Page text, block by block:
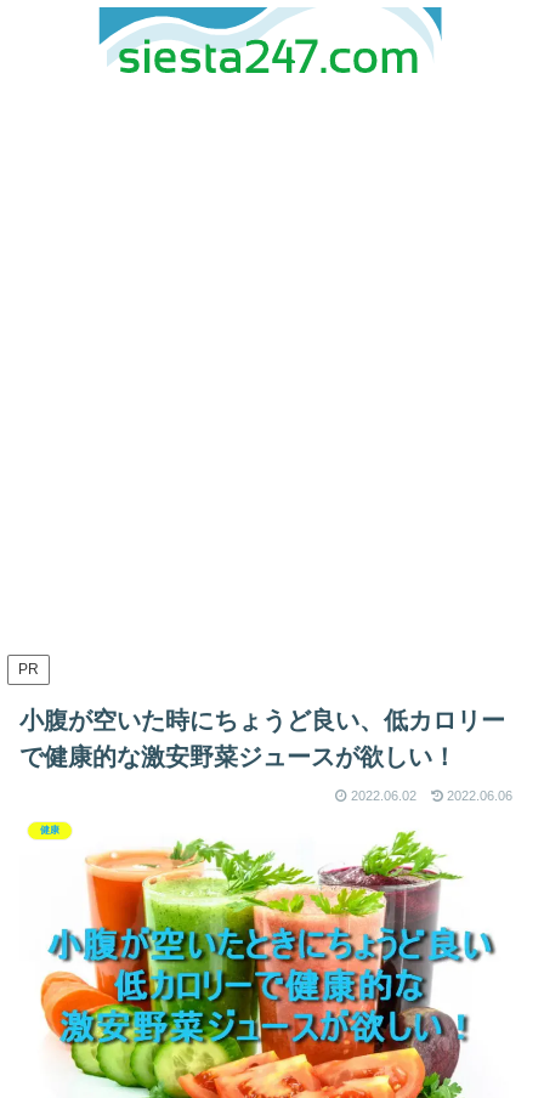
PR
小腹が空いた時にちょうど良い、低カロリー
で健康的な激安野菜ジュースが欲しい！
2022.06.02 2022.06.06
健康